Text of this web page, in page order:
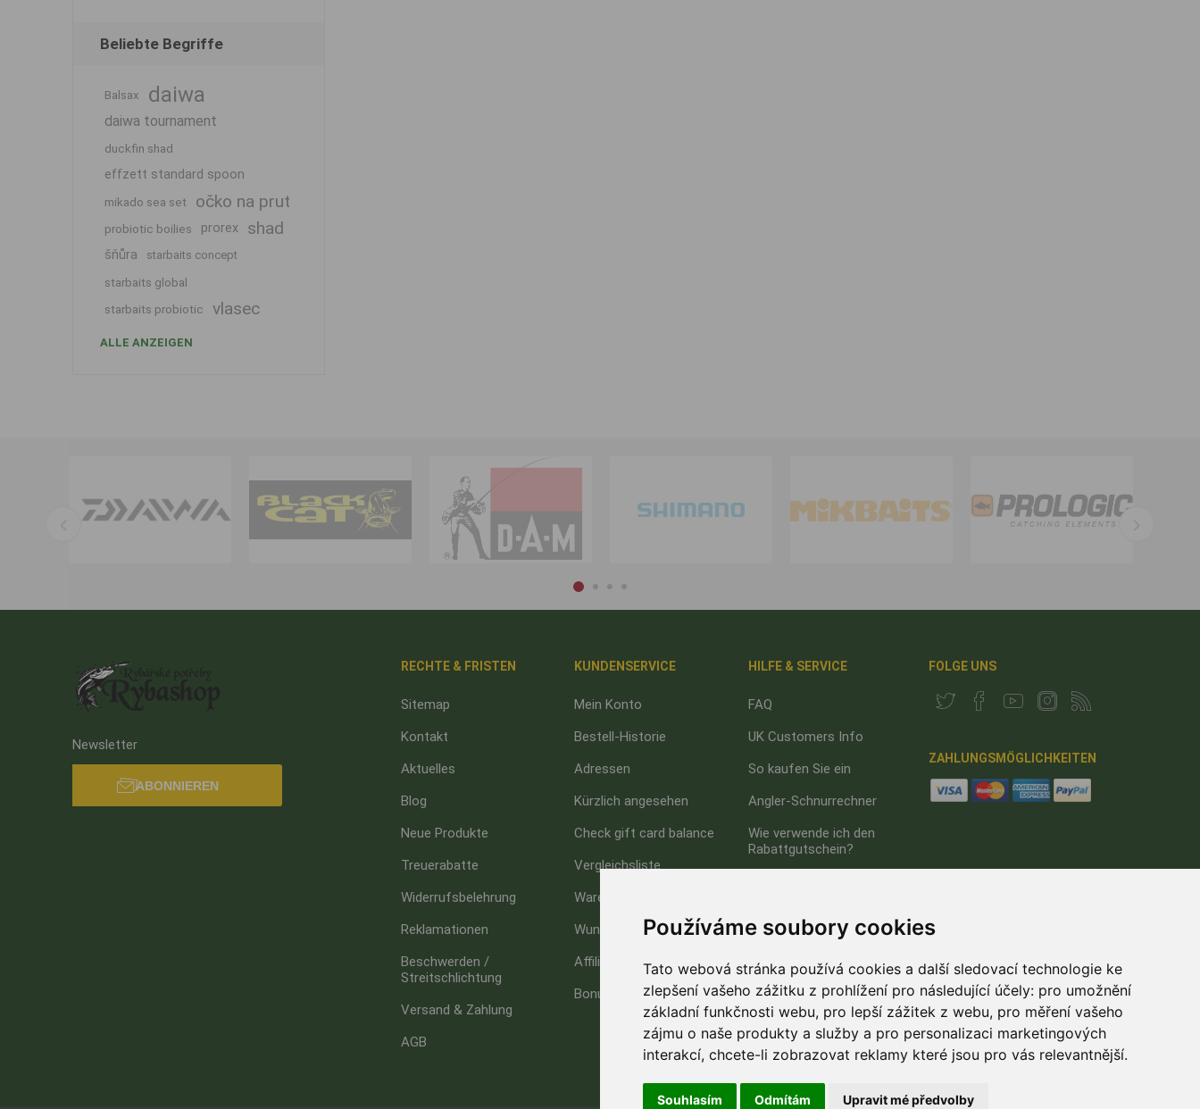
Používáme soubory cookies
Tato webová stránka používá cookies a další sledovací technologie ke
zlepšení vašeho zážitku z prohlížení pro následující účely: pro umožnění
základní funkčnosti webu, pro lepší zážitek z webu, pro měření vašeho
zájmu o naše produkty a služby a pro personalizaci marketingových
interakcí, chcete-li zobrazovat reklamy které jsou pro vás relevantnější.
Souhlasím Odmítám Upravit mé předvolby
Beliebte Begriffe
Balsax daiwa
daiwa tournament
duckfin shad
effzett standard spoon
mikado sea set očko na prut
probiotic boilies prorex shad
šňůra starbaits concept
starbaits global
starbaits probiotic
vlasec
ALLE ANZEIGEN
Newsletter
ABONNIEREN
RECHTE & FRISTEN
Sitemap
Kontakt
Aktuelles
Blog
Neue Produkte
Treuerabatte
Widerrufsbelehrung
Reklamationen
Beschwerden /
Streitschlichtung
Versand & Zahlung
AGB
KUNDENSERVICE
Mein Konto
Bestell-Historie
Adressen
Kürzlich angesehen
Check gift card balance
Vergleichsliste
Warenkorb
Wunschliste
Affiliate
Bonuspunkte
HILFE & SERVICE
FAQ
UK Customers Info
So kaufen Sie ein
Angler-Schnurrechner
Wie verwende ich den
Rabattgutschein?
FOLGE UNS
ZAHLUNGSMÖGLICHKEITEN